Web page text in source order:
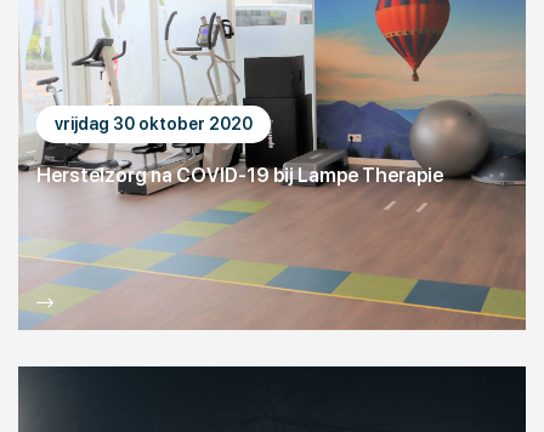
vrijdag 30 oktober 2020
Herstelzorg na COVID-19 bij Lampe Therapie